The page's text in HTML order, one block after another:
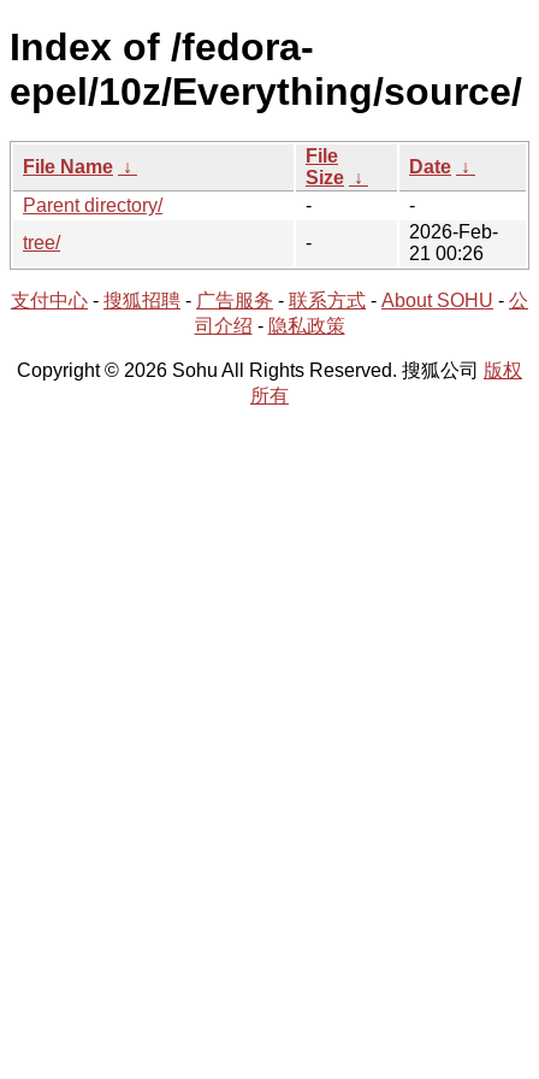
Index of /fedora-
epel/10z/Everything/source/
File Name ↓
File
Size ↓
Date ↓
Parent directory/
-
-
tree/
-
2026-Feb-
21 00:26
支付中心 - 搜狐招聘 - 广告服务 - 联系方式 - About SOHU - 公
司介绍 - 隐私政策
Copyright © 2026 Sohu All Rights Reserved. 搜狐公司 版权
所有